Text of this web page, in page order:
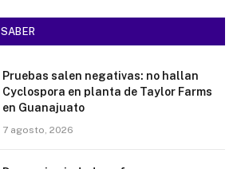
SABER
Pruebas salen negativas: no hallan
Cyclospora en planta de Taylor Farms
en Guanajuato
7 agosto, 2026